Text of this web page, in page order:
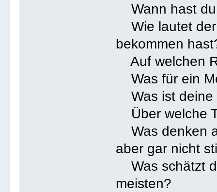
Wann hast du
Wie lautet der
bekommen
Auf welchen
Was für ein
Was ist deine
Über welche
Was denken
aber gar nicht
Was schätzt
meisten?